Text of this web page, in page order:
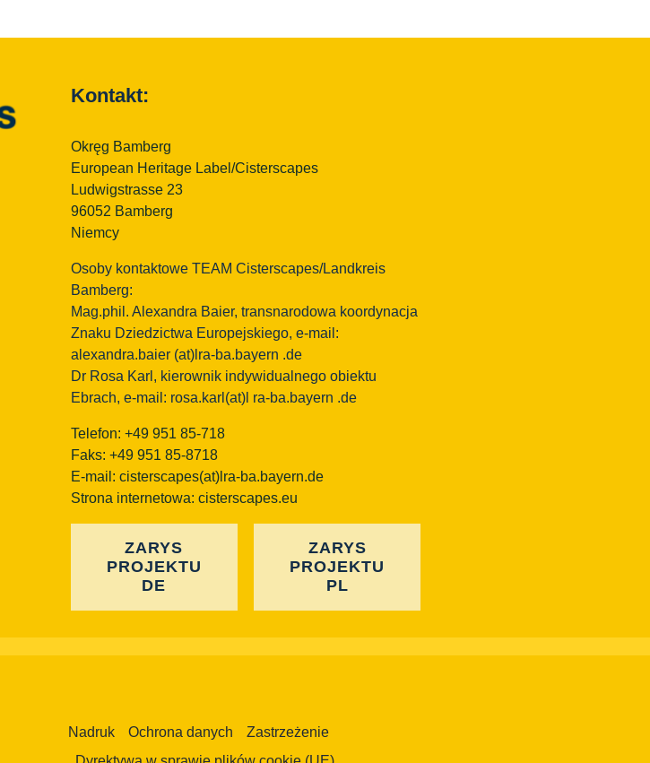
Kontakt:
Okręg Bamberg
European Heritage Label/Cisterscapes
Ludwigstrasse 23
96052 Bamberg
Niemcy
Osoby kontaktowe TEAM Cisterscapes/Landkreis
Bamberg:
Mag.phil. Alexandra Baier, transnarodowa koordynacja
Znaku Dziedzictwa Europejskiego, e-mail:
alexandra.baier (at)lra-ba.bayern .de
Dr Rosa Karl, kierownik indywidualnego obiektu
Ebrach, e-mail: rosa.karl(at)l ra-ba.bayern .de
Telefon: +49 951 85-718
Faks: +49 951 85-8718
E-mail: cisterscapes(at)lra-ba.bayern.de
Strona internetowa: cisterscapes.eu
ZARYS
PROJEKTU
DE
ZARYS
PROJEKTU
PL
Nadruk Ochrona danych
Zastrzeżenie